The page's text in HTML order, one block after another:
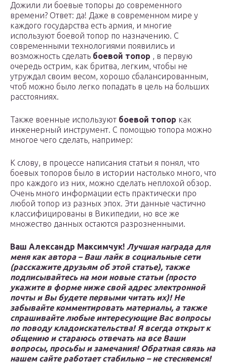
Дожили ли боевые топоры до современного
времени? Ответ: да! Даже в современном мире у
каждого государства есть армия, и многие
используют боевой топор по назначению. С
современными технологиями появились и
возможность сделать боевой топор , в первую
очередь острим, как бритва, легким, чтобы не
утруждал своим весом, хорошо сбалансированным,
чтоб можно было легко попадать в цель на больших
расстояниях.
Также военные используют боевой топор как
инженерный инструмент. С помощью топора можно
многое чего сделать, например:
К слову, в процессе написания статьи я понял, что
боевых топоров было в истории настолько много, что
про каждого из них, можно сделать неплохой обзор.
Очень много информации есть практически про
любой топор из разных эпох. Эти данные частично
классифицированы в Википедии, но все же
множество данных остаются разрозненными.
Ваш Александр Максимчук! Лучшая награда для
меня как автора – Ваш лайк в социальные сети
(расскажите друзьям об этой статье), также
подписывайтесь на мои новые статьи (просто
укажите в форме ниже свой адрес электронной
почты и Вы будете первыми читать их)! Не
забывайте комментировать материалы, а также
спрашивайте любые интересующие Вас вопросы
по поводу кладоискательства! Я всегда открыт к
общению и стараюсь отвечать на все Ваши
вопросы, просьбы и замечания! Обратная связь на
нашем сайте работает стабильно – не стесняемся!